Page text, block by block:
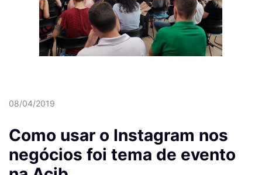
08/04/2019
Como usar o Instagram nos
negócios foi tema de evento